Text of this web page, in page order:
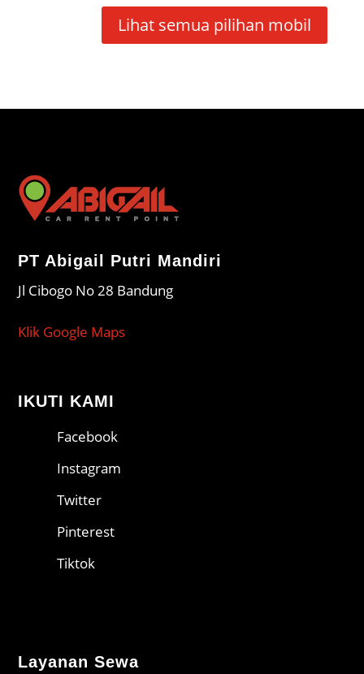
Lihat semua pilihan mobil
PT Abigail Putri Mandiri
Jl Cibogo No 28 Bandung
Klik Google Maps
IKUTI KAMI
Facebook
Instagram
Twitter
Pinterest
Tiktok
Layanan Sewa